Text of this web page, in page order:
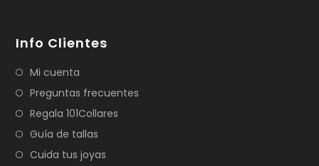
Info Clientes
Mi cuenta
Preguntas frecuentes
Regala 101Collares
Guía de tallas
Cuida tus joyas